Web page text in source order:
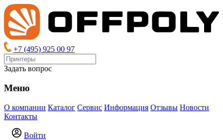
+7 (495) 925 00 97
Задать вопрос
Меню
О компании Каталог Сервис Информация Отзывы Новости
Контакты
Войти